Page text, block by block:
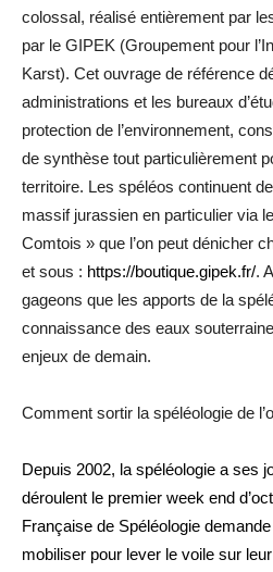
colossal, réalisé entièrement par
par le GIPEK (Groupement pour
Karst). Cet ouvrage de référence
administrations et les bureaux
protection de l’environnement,
de synthèse tout particulièrement
territoire. Les spéléos continuent
massif jurassien en particulier via
Comtois » que l’on peut dénicher
et sous : https://boutique.gipek.fr/.
gageons que les apports de la
connaissance des eaux
enjeux de demain.
Comment sortir la spéléologie de
Depuis 2002, la spéléologie a ses
déroulent le premier week end
Française de Spéléologie
mobiliser pour lever le voile sur